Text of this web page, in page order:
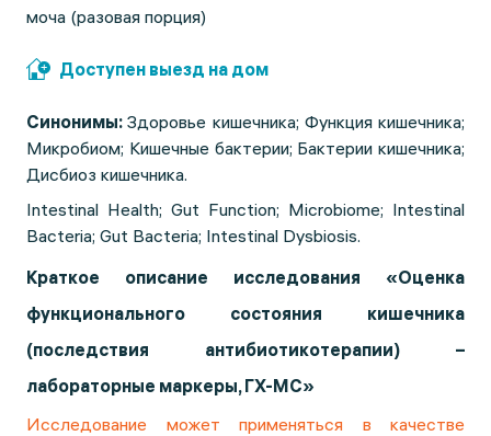
моча (разовая порция)
Доступен выезд на дом
Синонимы:Здоровье кишечника; Функция кишечника;
Микробиом; Кишечные бактерии; Бактерии кишечника;
Дисбиоз кишечника.
Intestinal Health; Gut Function; Microbiome; Intestinal
Bacteria; Gut Bacteria; Intestinal Dysbiosis.
Краткое описание исследования «Оценка
функционального состояния кишечника
(последствия антибиотикотерапии) –
лабораторные маркеры, ГХ-МС»
Исследование может применяться в качестве